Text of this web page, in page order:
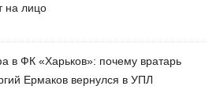
на лицо
в ФК «Харьков»: почему вратарь
Ермаков вернулся в УПЛ